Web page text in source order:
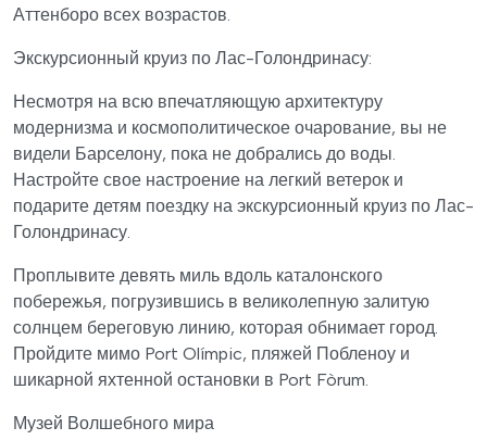
Аттенборо всех возрастов.
Экскурсионный круиз по Лас-Голондринасу:
Несмотря на всю впечатляющую архитектуру
модернизма и космополитическое очарование, вы не
видели Барселону, пока не добрались до воды.
Настройте свое настроение на легкий ветерок и
подарите детям поездку на экскурсионный круиз по Лас-
Голондринасу.
Проплывите девять миль вдоль каталонского
побережья, погрузившись в великолепную залитую
солнцем береговую линию, которая обнимает город.
Пройдите мимо Port Olímpic, пляжей Побленоу и
шикарной яхтенной остановки в Port Fòrum.
Музей Волшебного мира